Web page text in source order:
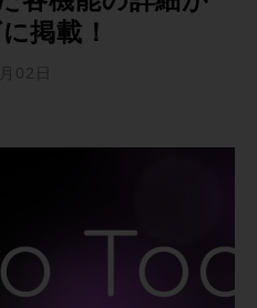
掲載！
02日